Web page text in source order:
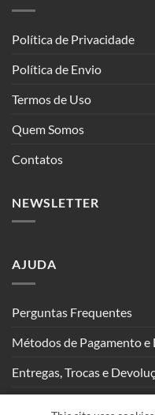
Política de Privacidade
Política de Envio
Termos de Uso
Quem Somos
Contatos
NEWSLETTER
AJUDA
Perguntas Frequentes
Métodos de Pagamento e
Entregas, Trocas e